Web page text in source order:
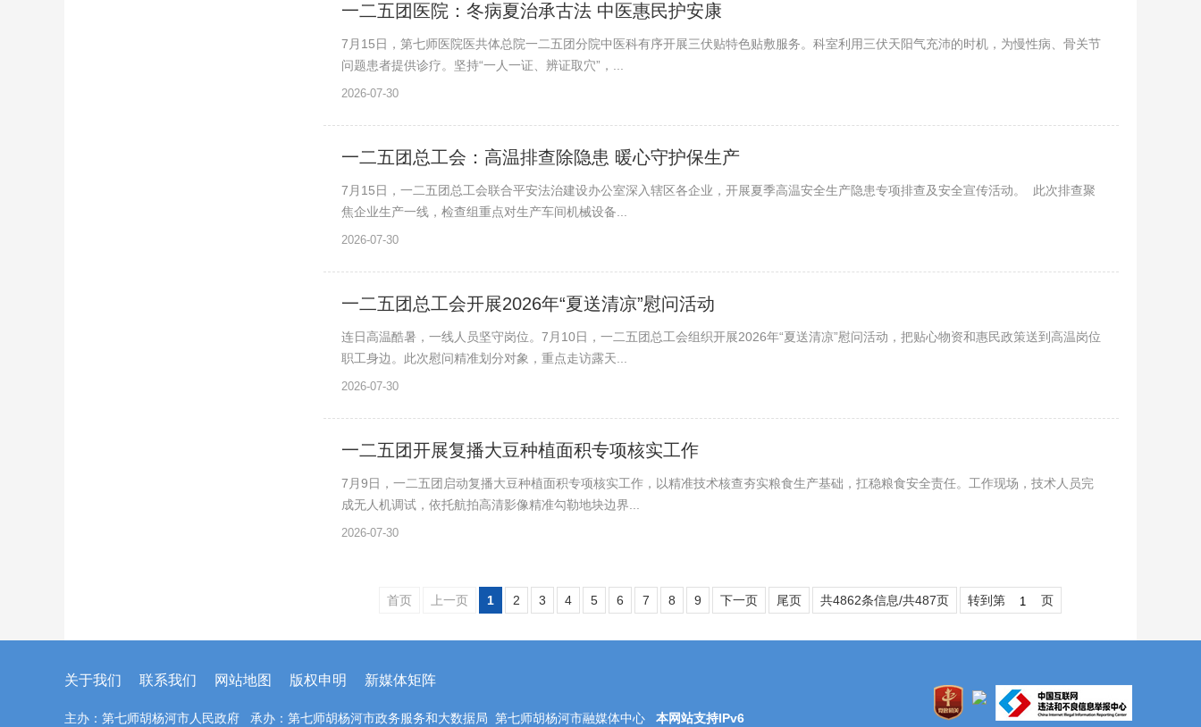
一二五团医院：冬病夏治承古法 中医惠民护安康
7月15日，第七师医院医共体总院一二五团分院中医科有序开展三伏贴特色贴敷服务。科室利用三伏天阳气充沛的时机，为慢性病、骨关节
问题患者提供诊疗。坚持“一人一证、辨证取穴”，...
2026-07-30
一二五团总工会：高温排查除隐患 暖心守护保生产
7月15日，一二五团总工会联合平安法治建设办公室深入辖区各企业，开展夏季高温安全生产隐患专项排查及安全宣传活动。 此次排查聚
焦企业生产一线，检查组重点对生产车间机械设备...
2026-07-30
一二五团总工会开展2026年“夏送清凉”慰问活动
连日高温酷暑，一线人员坚守岗位。7月10日，一二五团总工会组织开展2026年“夏送清凉”慰问活动，把贴心物资和惠民政策送到高温岗位
职工身边。此次慰问精准划分对象，重点走访露天...
2026-07-30
一二五团开展复播大豆种植面积专项核实工作
7月9日，一二五团启动复播大豆种植面积专项核实工作，以精准技术核查夯实粮食生产基础，扛稳粮食安全责任。工作现场，技术人员完
成无人机调试，依托航拍高清影像精准勾勒地块边界...
2026-07-30
首页 上一页 1 2 3 4 5 6 7 8 9 下一页 尾页 共4862条信息/共487页 转到第 页
关于我们 联系我们 网站地图 版权申明 新媒体矩阵
主办：第七师胡杨河市人民政府 承办：第七师胡杨河市政务服务和大数据局 第七师胡杨河市融媒体中心 本网站支持IPv6